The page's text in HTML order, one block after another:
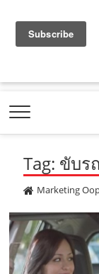
a
e
b
o
o
k
.
c
o
o
t
b
e
.
c
m
.
o
e
e
Tag: ขับร
Marketing